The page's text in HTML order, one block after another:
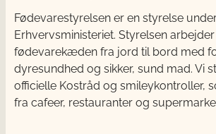
Fødevarestyrelsen er en styrelse
Erhvervsministeriet. Styrelsen
fødevarekæden fra jord til bord med
dyresundhed og sikker, sund mad. Vi
officielle Kostråd og smileykontroller,
fra cafeer, restauranter og